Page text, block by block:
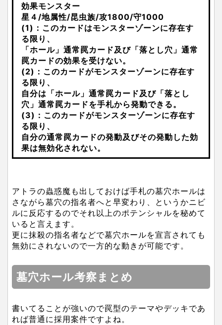
効果モンスター
星４/地属性/昆虫族/攻1800/守1000
(1)：このカードはモンスターゾーンに存在す
る限り、
「ホール」通常罠カード及び「落とし穴」通常
罠カードの効果を受けない。
(2)：このカードがモンスターゾーンに存在す
る限り、
自分は「ホール」通常罠カード及び「落とし
穴」通常罠カードを手札から発動できる。
(3)：このカードがモンスターゾーンに存在す
る限り、
自分の通常罠カードの発動及びその発動した効
果は無効化されない。
アトラの蟲惑魔も出しておけば手札の墓穴ホールは
さながら墓穴の指名者へと早変わり、というかニビ
ルに反応するのでそれ以上のポテンシャルを秘めて
いると言えます。
更に抹殺の指名者などで墓穴ホールを宣言されても
無効にされないので一方的な動きが可能です。
墓穴ホール考察まとめ
書いてることが強いので罠型のテーマやデッキであ
れば普通に採用案件ですよね。